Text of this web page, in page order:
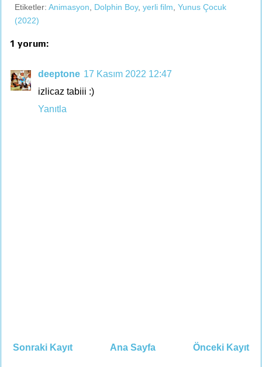
Etiketler: Animasyon Dolphin Boy, yerli film Yunus Çocuk
(2022)
1 yorum:
deeptone 17 Kasım 2022 12:47
izlicaz tabiii :)
Yanıtla
Sonraki Kayıt Önceki Kayıt
Ana Sayfa